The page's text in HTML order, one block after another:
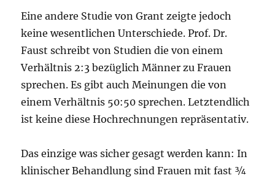
Eine andere Studie von Grant zeigte jedoch
keine wesentlichen Unterschiede. Prof. Dr.
Faust schreibt von Studien die von einem
Verhältnis 2:3 bezüglich Männer zu Frauen
sprechen. Es gibt auch Meinungen die von
einem Verhältnis 50:50 sprechen. Letztendlich
ist keine diese Hochrechnungen repräsentativ.
Das einzige was sicher gesagt werden kann: In
klinischer Behandlung sind Frauen mit fast ¾